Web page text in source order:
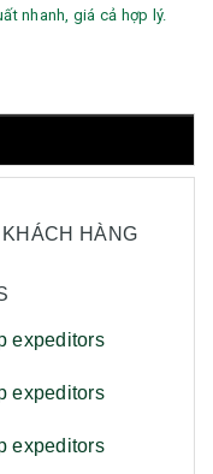
nhanh, giá cả hợp lý.
HÀNG